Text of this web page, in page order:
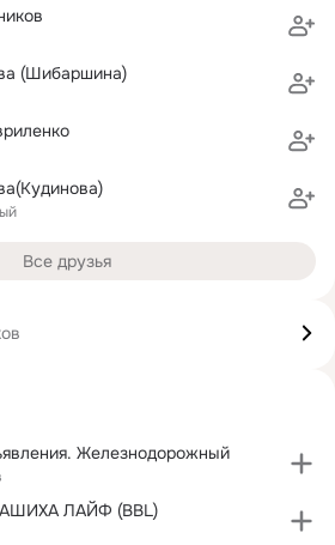
(Шибаршина)
Все друзья
Железнодорожный
ЛАЙФ (BBL)